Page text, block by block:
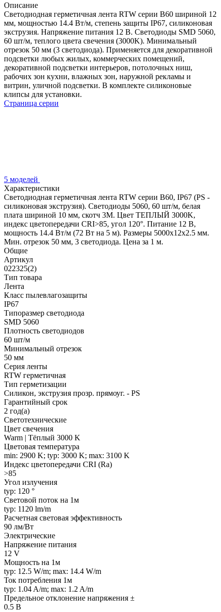
Описание
Светодиодная герметичная лента RTW серии B60 шириной 12
мм, мощностью 14.4 Вт/м, степень защиты IP67, силиконовая
экструзия. Напряжение питания 12 В. Светодиоды SMD 5060,
60 шт/м, теплого цвета свечения (3000K). Минимальный
отрезок 50 мм (3 светодиода). Применяется для декоративной
подсветки любых жилых, коммерческих помещений,
декоративной подсветки интерьеров, потолочных ниш,
рабочих зон кухни, влажных зон, наружной рекламы и
витрин, уличной подсветки. В комплекте силиконовые
клипсы для установки.
Страница серии
5 моделей
Характеристики
Светодиодная герметичная лента RTW серии B60, IP67 (PS -
силиконовая экструзия). Светодиоды 5060, 60 шт/м, белая
плата шириной 10 мм, скотч 3M. Цвет ТЕПЛЫЙ 3000K,
индекс цветопередачи CRI>85, угол 120°. Питание 12 В,
мощность 14.4 Вт/м (72 Вт на 5 м). Размеры 5000x12x2.5 мм.
Мин. отрезок 50 мм, 3 светодиода. Цена за 1 м.
Общие
Артикул
022325(2)
Тип товара
Лента
Класс пылевлагозащиты
IP67
Типоразмер светодиода
SMD 5060
Плотность светодиодов
60 шт/м
Минимальный отрезок
50 мм
Серия ленты
RTW герметичная
Тип герметизации
Силикон, экструзия прозр. прямоуг. - PS
Гарантийный срок
2 год(а)
Светотехнические
Цвет свечения
Warm | Тёплый 3000 K
Цветовая температура
min: 2900 K; typ: 3000 K; max: 3100 K
Индекс цветопередачи CRI (Ra)
>85
Угол излучения
typ: 120 °
Световой поток на 1м
typ: 1120 lm/m
Расчетная световая эффективность
90 лм/Вт
Электрические
Напряжение питания
12 V
Мощность на 1м
typ: 12.5 W/m; max: 14.4 W/m
Ток потребления 1м
typ: 1.04 A/m; max: 1.2 A/m
Предельное отклонение напряжения ±
0.5 В